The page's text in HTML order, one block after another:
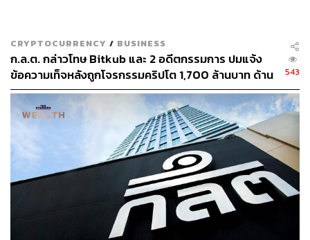
ตลาดหลักทรัพย์ (ก.ล.ต.)
693
ABOUT THE AUTHOR
CRYPTOCURRENCY / BUSINESS
ก.ล.ต. กล่าวโทษ Bitkub และ 2 อดีตกรรมการ ปมแจ้ง
ข้อความเท็จหลังถูกโจรกรรมคริปโต 1,700 ล้านบาท ด้าน
บริษัทแจงตัดสินใจปิดข่าวเพื่อสกัดการแห่ถอนสินทรัพย์
543